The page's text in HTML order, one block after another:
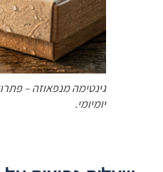
גינטימה מנפאוזה –
יומיומי.